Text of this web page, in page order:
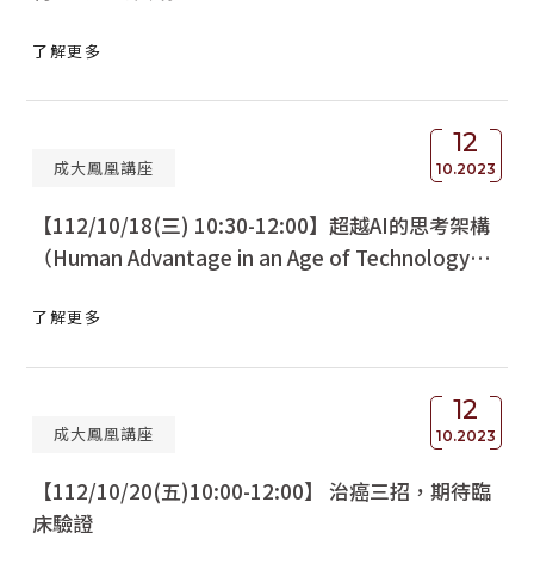
了解更多
12
10.2023
成大鳳凰講座
【112/10/18(三) 10:30-12:00】超越AI的思考架構
（Human Advantage in an Age of Technology
了解更多
12
10.2023
成大鳳凰講座
【112/10/20(五)10:00-12:00】 治癌三招，期待臨
床驗證